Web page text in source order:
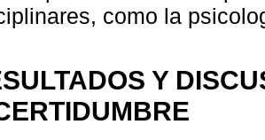
como la
Y